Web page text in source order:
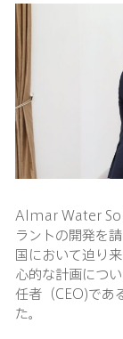
Almar Water
ラントの開発を
国において迫り
心的な計画につい
任者（CEO)であ
た。